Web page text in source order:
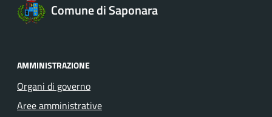
Comune di Saponara
AMMINISTRAZIONE
Organi di governo
Aree amministrative